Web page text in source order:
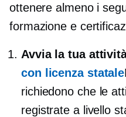
ottenere almeno i
formazione e
Avvia la tua
con licenza statale
richiedono che le
registrate a livello